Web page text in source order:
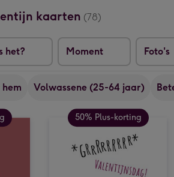
kaarten (78)
het? Moment Foto's
Volwassene (25-64 jaar)
50% Plus-korting